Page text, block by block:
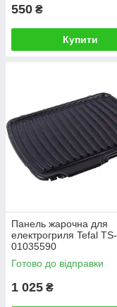
550 ₴
Купити
Панель жарочна для
електрогриля Tefal TS-
01035590
Готово до відправки
1 025 ₴